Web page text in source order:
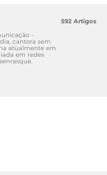
-
cantora sem
atualmente em
em redes
592 Artigos